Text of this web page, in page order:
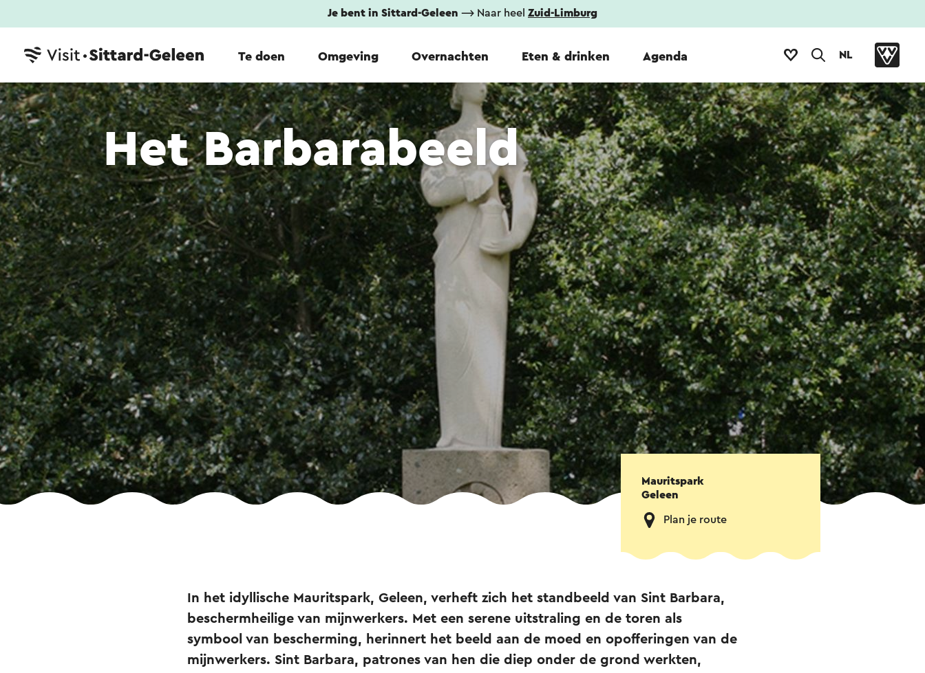
Je bent in Sittard-Geleen ⟶ Naar heel Zuid-Limburg
Te doen Omgeving Overnachten Eten & drinken Agenda NL
Het Barbarabeeld
Mauritspark
Geleen
Plan je route
In het idyllische Mauritspark, Geleen, verheft zich het standbeeld van Sint Barbara,
beschermheilige van mijnwerkers. Met een serene uitstraling en de toren als
symbool van bescherming, herinnert het beeld aan de moed en opofferingen van de
mijnwerkers. Sint Barbara, patrones van hen die diep onder de grond werkten,